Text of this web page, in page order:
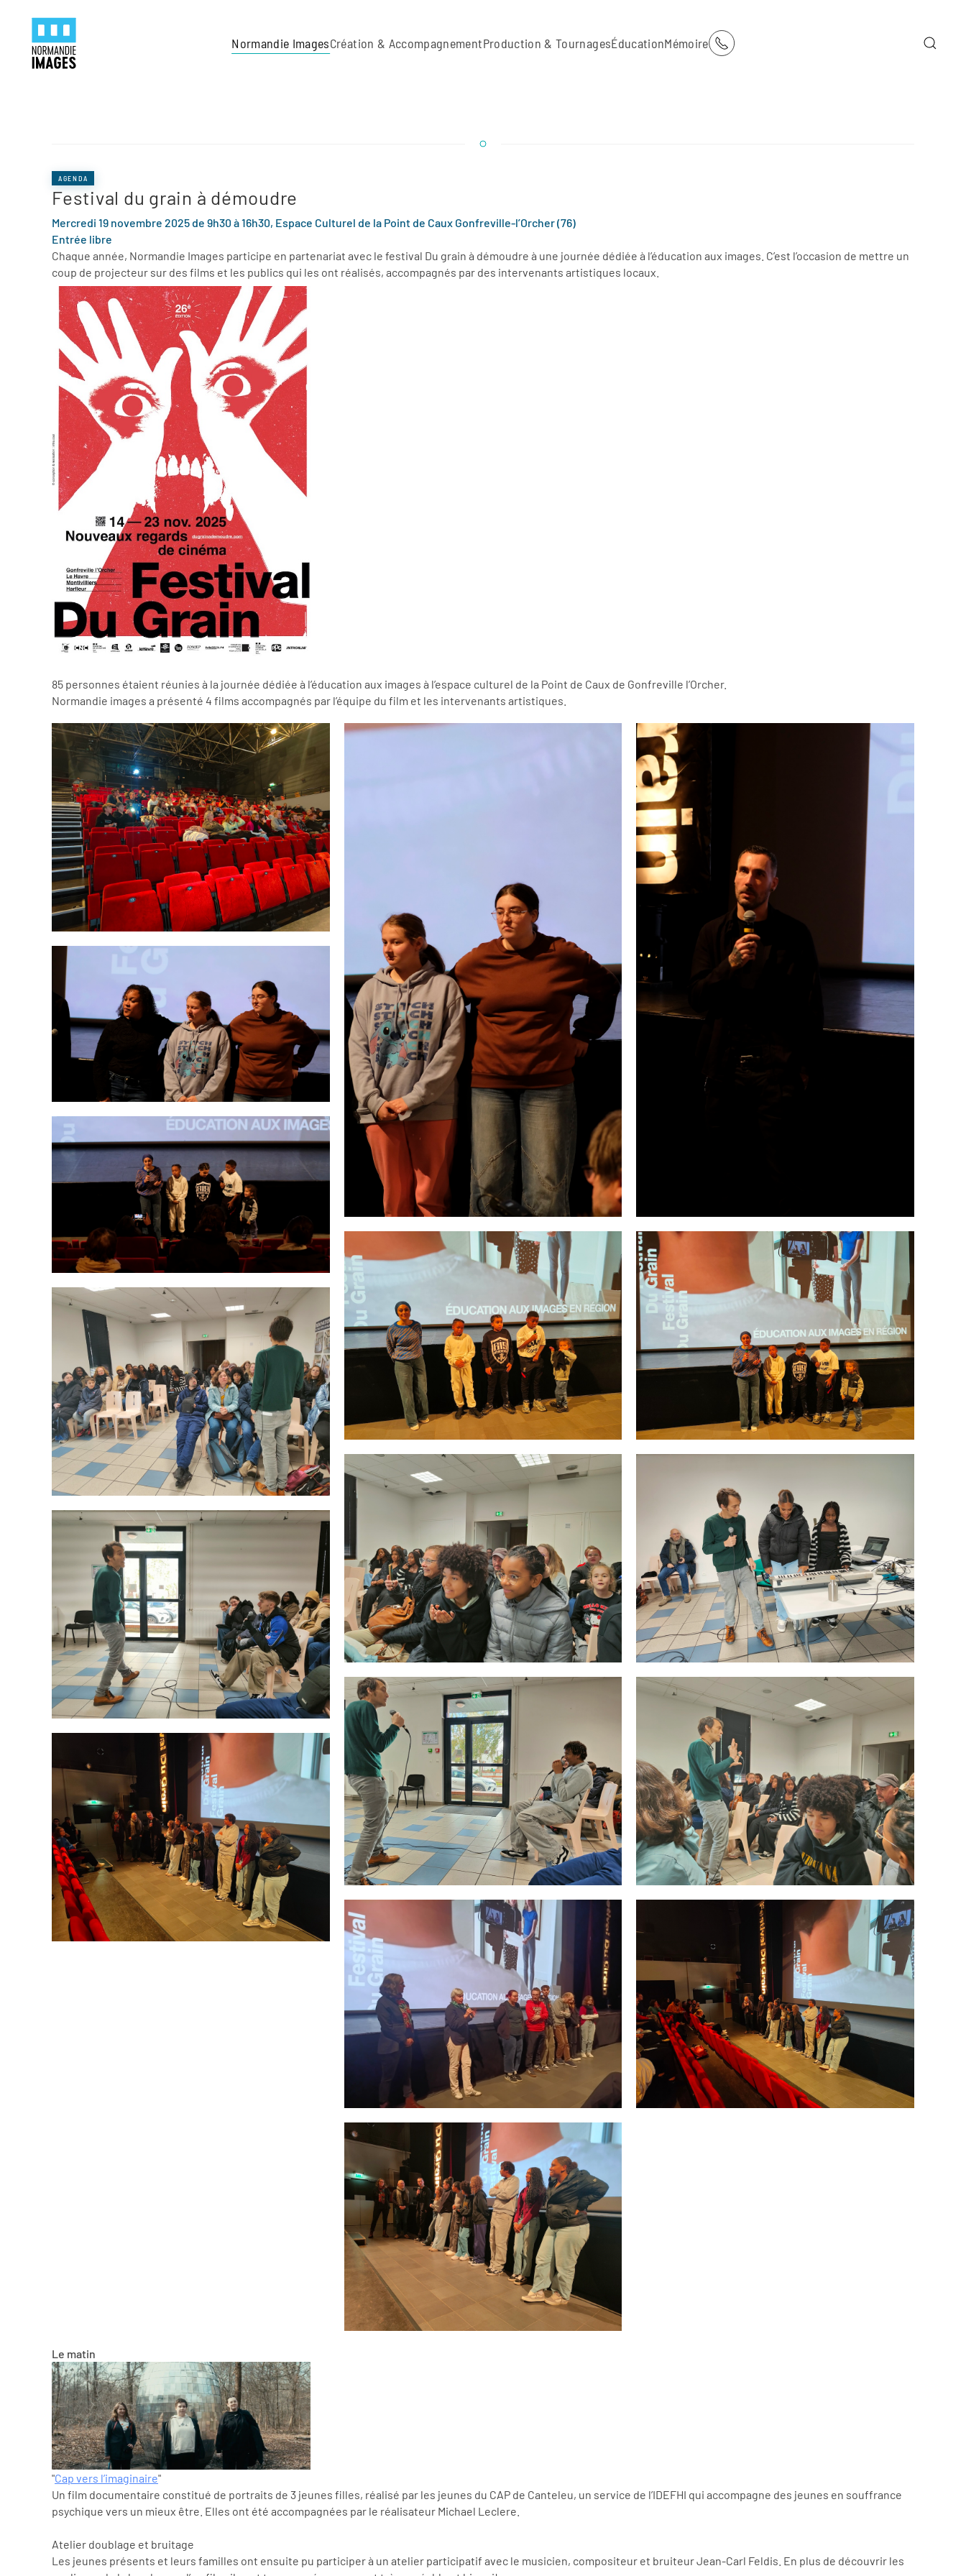
Skip to main content
Normandie ImagesCréation & AccompagnementProduction & TournagesÉducationMémoire
AGENDA
Festival du grain à démoudre
Mercredi 19 novembre 2025 de 9h30 à 16h30, Espace Culturel de la Point de Caux Gonfreville-l’Orcher (76)
Entrée libre
Chaque année, Normandie Images participe en partenariat avec le festival Du grain à démoudre à une journée dédiée à l’éducation aux images. C’est l’occasion de mettre un
coup de projecteur sur des films et les publics qui les ont réalisés, accompagnés par des intervenants artistiques locaux.
85 personnes étaient réunies à la journée dédiée à l’éducation aux images à l’espace culturel de la Point de Caux de Gonfreville l’Orcher.
Normandie images a présenté 4 films accompagnés par l’équipe du film et les intervenants artistiques.
Le matin
"Cap vers l’imaginaire"
Un film documentaire constitué de portraits de 3 jeunes filles, réalisé par les jeunes du CAP de Canteleu, un service de l’IDEFHI qui accompagne des jeunes en souffrance
psychique vers un mieux être. Elles ont été accompagnées par le réalisateur Michael Leclere.
Atelier doublage et bruitage
Les jeunes présents et leurs familles ont ensuite pu participer à un atelier participatif avec le musicien, compositeur et bruiteur Jean-Carl Feldis. En plus de découvrir les